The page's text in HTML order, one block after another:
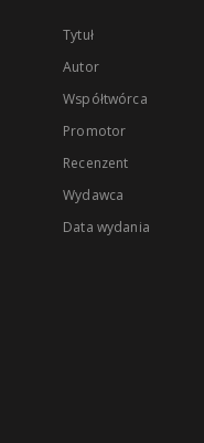
Tytuł
Autor
Współtwórca
Promotor
Recenzent
Wydawca
Data wydania